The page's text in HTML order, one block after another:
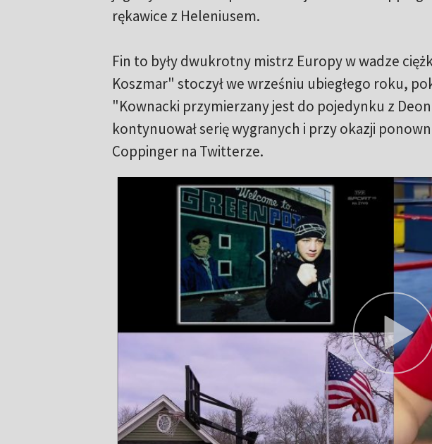
rękawice z Heleniusem.
Fin to były dwukrotny mistrz Europy w wadze
Koszmar" stoczył we wrześniu ubiegłego roku,
"Kownacki przymierzany jest do pojedynku z
kontynuował serię wygranych i przy okazji
Coppinger na Twitterze.